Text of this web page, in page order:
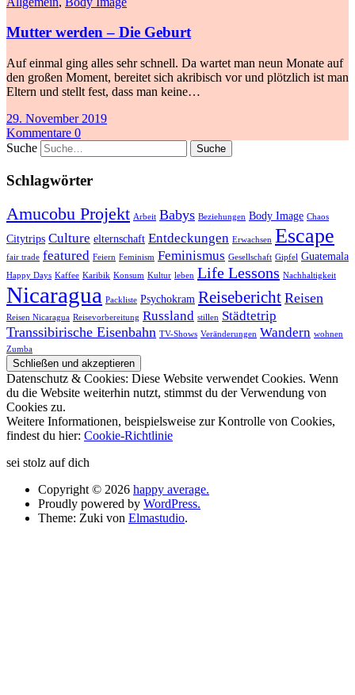
Mutter werden – Die Geburt
Auf einmal ging alles sehr schnell. Da wartet man neun Monate auf
den großen Moment, bereitet sich akribisch vor und plötzlich ist man
Eltern und stellt fest, dass man keine…
29. November 2019
Kommentare 0
Suche
Schlagwörter
Amucobu Projekt Arbeit Babys Beziehungen Body Image Chaos
Citytrips Culture elternschaft Entdeckungen Erwachsen Escape
fair trade featured Feiern Feminism Feminismus Gesellschaft Gipfel Guatemala
Happy Days Kaffee Karibik Konsum Kultur leben Life Lessons Nachhaltigkeit
Nicaragua Packliste Psychokram Reisebericht Reisen
Reisen Nicaragua Reisevorbereitung Russland stillen Städtetrip
Transsibirische Eisenbahn TV-Shows Veränderungen Wandern wohnen
Zumba
Datenschutz & Cookies: Diese Website verwendet Cookies. Wenn
du die Website weiterhin nutzt, stimmst du der Verwendung von
Cookies zu.
Weitere Informationen, beispielsweise zur Kontrolle von Cookies,
findest du hier: Cookie-Richtlinie
sei stolz auf dich
Copyright © 2026 happy average.
Proudly powered by WordPress.
Theme: Zuki von Elmastudio.